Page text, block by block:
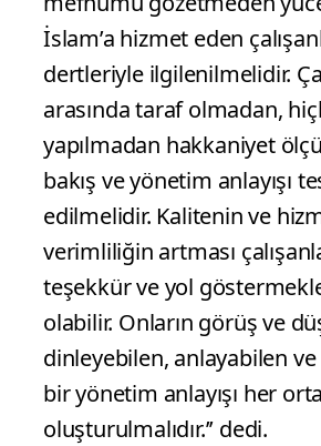
İslam’a hizmet eden
dertleriyle ilgilenilmelidir.
arasında taraf olmadan,
yapılmadan hakkaniyet
bakış ve yönetim anlayışı
edilmelidir. Kalitenin ve
verimliliğin artması
teşekkür ve yol
olabilir. Onların görüş ve
dinleyebilen, anlayabilen
bir yönetim anlayışı her
oluşturulmalıdır.’’ dedi.